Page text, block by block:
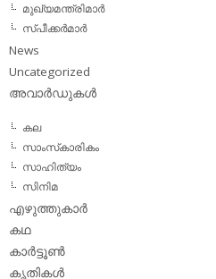
മുഖ്യമന്ത്രിമാര്‍
സ്പീക്കര്‍മാര്‍
News
Uncategorized
അവാര്‍ഡുകള്‍
കല
സാംസ്‌കാരികം
സാഹിത്യം
സിനിമ
എഴുത്തുകാര്‍
കഥ
കാര്‍ട്ടൂണ്‍
കൃതികള്‍